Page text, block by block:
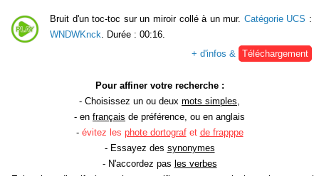
Bruit d'un toc-toc sur un miroir collé à un mur. Catégorie UCS :
WNDWKnck. Durée : 00:16.
+ d'infos & Téléchargement
Pour affiner votre recherche :
- Choisissez un ou deux mots simples,
- en français de préférence, ou en anglais
- évitez les phote dortografet de frapppe
- Essayez des synonymes
- N'accordez pas les verbes